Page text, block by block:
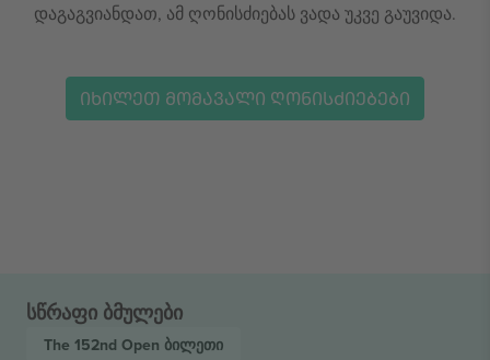
დაგაგვიანდათ, ამ ღონისძიებას ვადა უკვე გაუვიდა.
ᲘᲮᲘᲚᲔᲗ ᲛᲝᲛᲐᲕᲐᲚᲘ ᲦᲝᲜᲘᲡᲫᲘᲔᲑᲔᲑᲘ
სწრაფი ბმულები
The 152nd Open ბილეთი